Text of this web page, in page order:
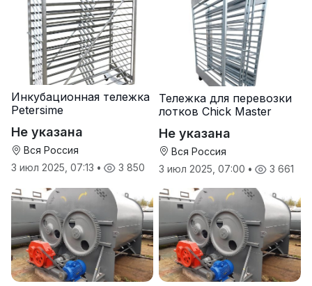
Инкубационная тележка
Petersime
Не указана
Вся Россия
3 июл 2025, 07:13 • 3 850
Тележка для перевозки
лотков Chick Master
Не указана
Вся Россия
3 июл 2025, 07:00 • 3 661